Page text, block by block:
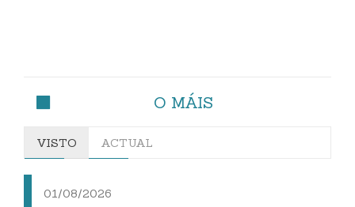
O MÁIS
VISTO ACTUAL
01/08/2026